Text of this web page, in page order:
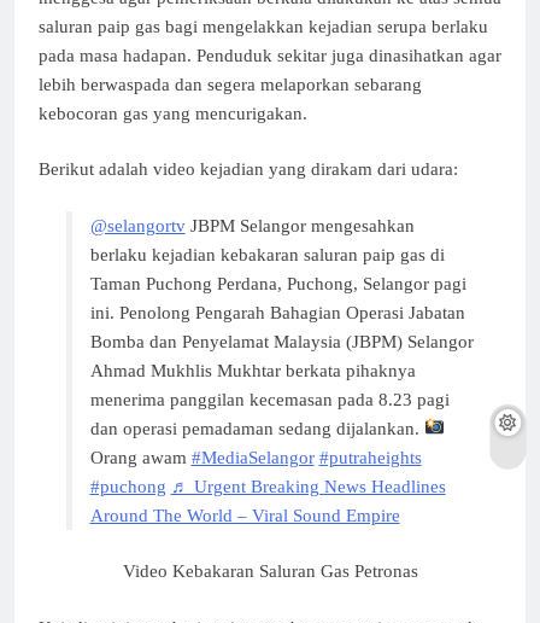
saluran paip gas bagi mengelakkan kejadian serupa berlaku
pada masa hadapan. Penduduk sekitar juga dinasihatkan agar
lebih berwaspada dan segera melaporkan sebarang
kebocoran gas yang mencurigakan.
Berikut adalah video kejadian yang dirakam dari udara:
@selangortvJBPM Selangor mengesahkan
berlaku kejadian kebakaran saluran paip gas di
Taman Puchong Perdana, Puchong, Selangor pagi
ini. Penolong Pengarah Bahagian Operasi Jabatan
Bomba dan Penyelamat Malaysia (JBPM) Selangor
Ahmad Mukhlis Mukhtar berkata pihaknya
menerima panggilan kecemasan pada 8.23 pagi
dan operasi pemadaman sedang dijalankan.
Orang awam #MediaSelangor #putraheights
#puchong ♬ Urgent Breaking News Headlines
Around The World – Viral Sound Empire
Video Kebakaran Saluran Gas Petronas